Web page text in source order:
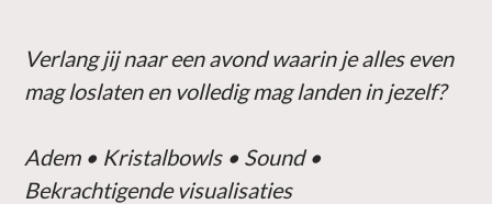
Verlang jij naar een avond waarin je alles even
mag loslaten en volledig mag landen in jezelf?
Adem • Kristalbowls • Sound •
Bekrachtigende visualisaties